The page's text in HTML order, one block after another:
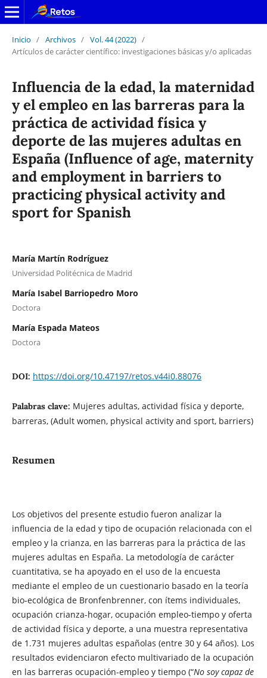
Inicio / Archivos / Vol. 44 (2022) /
Artículos de carácter científico: investigaciones básicas y/o aplicadas
Influencia de la edad, la maternidad
y el empleo en las barreras para la
práctica de actividad física y
deporte de las mujeres adultas en
España (Influence of age, maternity
and employment in barriers to
practicing physical activity and
sport for Spanish
María Martín Rodríguez
Universidad Politécnica de Madrid
María Isabel Barriopedro Moro
Doctora
María Espada Mateos
Doctora
DOI: https://doi.org/10.47197/retos.v44i0.88076
Palabras clave: Mujeres adultas, actividad física y deporte,
barreras, (Adult women, physical activity and sport, barriers)
Resumen
Los objetivos del presente estudio fueron analizar la
influencia de la edad y tipo de ocupación relacionada con el
empleo y la crianza, en las barreras para la práctica de las
mujeres adultas en España. La metodología de carácter
cuantitativa, se ha apoyado en el uso de la encuesta
mediante el empleo de un cuestionario basado en la teoría
bio-ecológica de Bronfenbrenner, con ítems individuales,
ocupación crianza-hogar, ocupación empleo-tiempo y oferta
de actividad física y deporte, a una muestra representativa
de 1.731 mujeres adultas españolas (entre 30 y 64 años). Los
resultados evidenciaron efecto multivariado de la ocupación
en las barreras ocupación-empleo y tiempo (“No soy capaz de